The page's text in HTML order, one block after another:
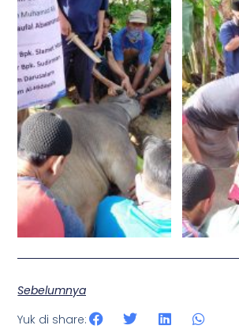
Sebelumnya
Yuk di share: